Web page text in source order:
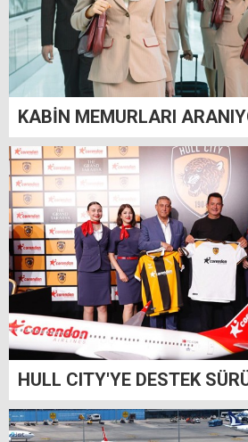
KABİN MEMURLARI
HULL CITY'YE DESTEK